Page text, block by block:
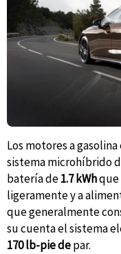
Los motores a
sistema microhíbrido
batería de1.7 kWhque
ligeramente y a
que generalmente
su cuenta el sistema
170 lb-pie depar.